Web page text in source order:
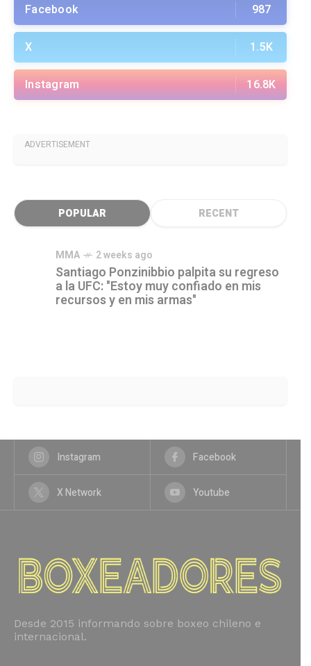
Facebook 987
X 1.5K
Instagram 16.8K
ADVERTISEMENT
POPULAR RECENT
MMA 2 weeks ago
Santiago Ponzinibbio palpita su regreso
a la UFC: "Estoy muy confiado en mis
recursos y en mis armas"
Instagram Facebook
X Network Youtube
Desde 2015 informando sobre boxeo chileno e
internacional.